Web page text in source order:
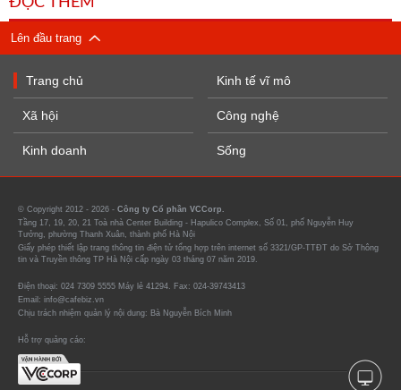
Lên đầu trang
Trang chủ
Xã hội
Kinh doanh
Kinh tế vĩ mô
Công nghệ
Sống
© Copyright 2012 - 2026 - Công ty Cổ phần VCCorp.
Tầng 17, 19, 20, 21 Toà nhà Center Building - Hapulico Complex, Số 01, phố Nguyễn Huy
Tưởng, phường Thanh Xuân, thành phố Hà Nội
Giấy phép thiết lập trang thông tin điện tử tổng hợp trên internet số 3321/GP-TTĐT do Sở Thông
tin và Truyền thông TP Hà Nội cấp ngày 03 tháng 07 năm 2019.
Điện thoại: 024 7309 5555 Máy lẻ 41294. Fax: 024-39743413
Email: info@cafebiz.vn
Chịu trách nhiệm quản lý nội dung: Bà Nguyễn Bích Minh
Hỗ trợ quảng cáo: